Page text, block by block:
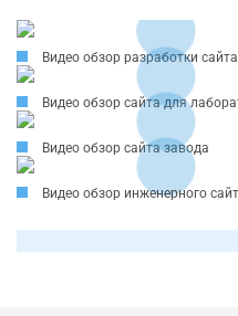
Видео обзор разработки
Видео обзор сайта для
Видео обзор сайта завода
Видео обзор инженерного